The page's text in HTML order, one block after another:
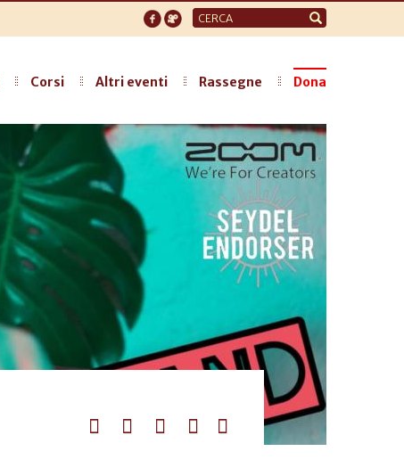
Form
di
Corsi Altri eventi Rassegne Dona